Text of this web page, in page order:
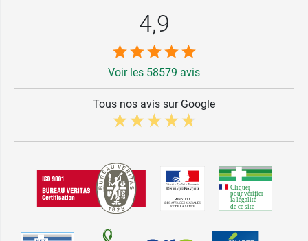
4,9
Voir les 58579 avis
Tous nos avis sur Google